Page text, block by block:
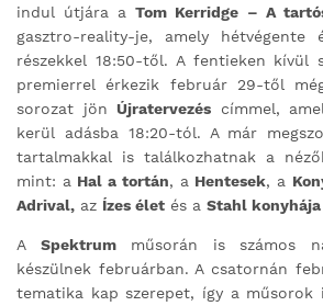
indul útjára aTom Kerridge – A
gasztro-reality-je, amely hétvégente
részekkel 18:50-től. A fentieken kívül
premierrel érkezik február 29-től
sorozat jön Újratervezés címmel,
kerül adásba 18:20-tól. A már
tartalmakkal is találkozhatnak a
mint: a Hal a tortán, a Hentesek, a
Adrival, az Ízes élet és a Stahl konyhája
A Spektrum műsorán is számos
készülnek februárban. A csatornán
tematika kap szerepet, így a műsorok